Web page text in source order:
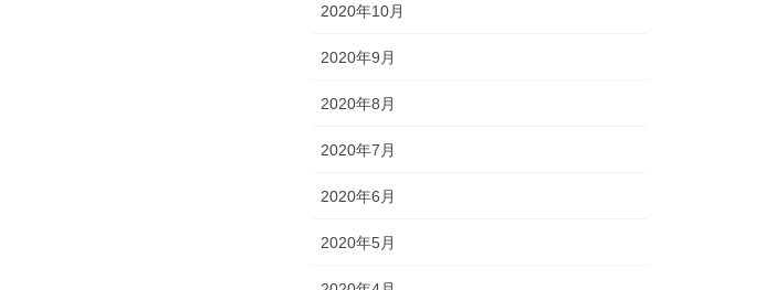
2020年10月
2020年9月
2020年8月
2020年7月
2020年6月
2020年5月